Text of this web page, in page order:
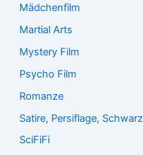
Mädchenfilm
Martial Arts
Mystery Film
Psycho Film
Romanze
Satire, Persiflage, Schwarz
SciFiFi